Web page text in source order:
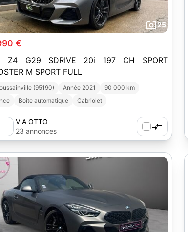
25
€
Z4 G29 SDRIVE 20i 197 CH SPORT
M SPORT FULL
(95190) Année 2021
90 000 km
Boîte automatique Cabriolet
VIA OTTO
23 annonces